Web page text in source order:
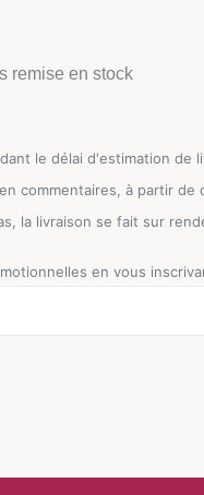
remise en stock
le délai d'estimation de
commentaires, à partir
la livraison se fait sur
en vous